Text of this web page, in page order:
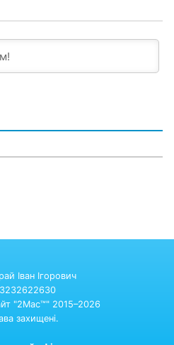
Іван Ігорович
"2Mac™" 2015–2026
захищені.